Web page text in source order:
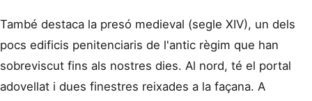
També destaca la presó medieval (segle XIV), un dels
pocs edificis penitenciaris de l'antic règim que han
sobreviscut fins als nostres dies. Al nord, té el portal
adovellat i dues finestres reixades a la façana. A